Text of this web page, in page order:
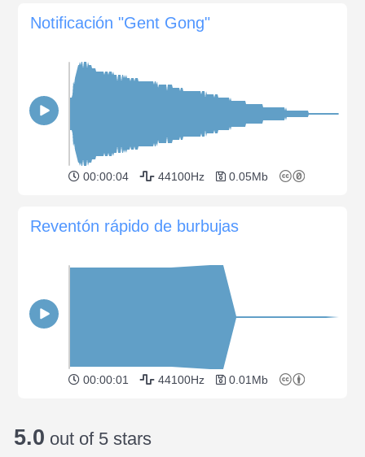
Notificación "Gent Gong"
00:00:04 44100Hz 0.05Mb
Reventón rápido de burbujas
00:00:01 44100Hz 0.01Mb
5.0 out of 5 stars